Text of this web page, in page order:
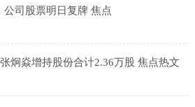
司股票明日复牌 焦点
炯焱增持股份合计2.36万股 焦点热文